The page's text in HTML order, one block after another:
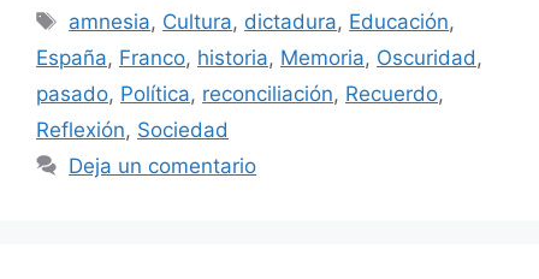
Etiquetas
amnesia, Cultura, dictadura, Educación,
España, Franco, historia, Memoria, Oscuridad,
pasado, Política, reconciliación, Recuerdo,
Reflexión, Sociedad
Deja un comentario